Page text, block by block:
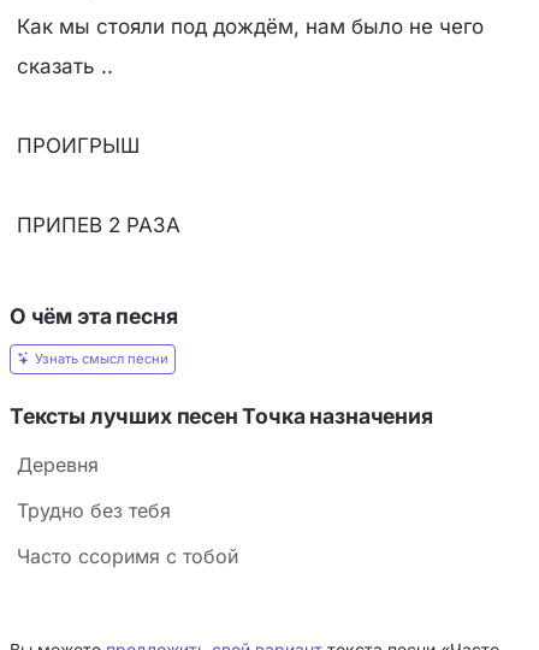
Как мы стояли под дождём, нам было не чего
сказать ..
ПРОИГРЫШ
ПРИПЕВ 2 РАЗА
О чём эта песня
Узнать смысл песни
Тексты лучших песен Точка назначения
Деревня
Трудно без тебя
Часто ссоримя с тобой